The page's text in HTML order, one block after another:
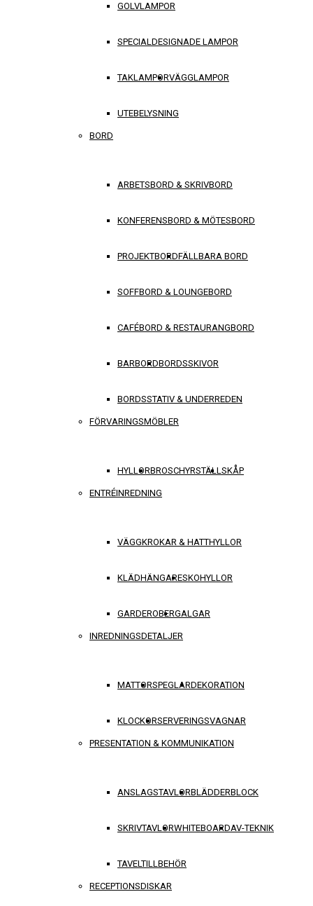
GOLVLAMPOR
SPECIALDESIGNADE LAMPOR
TAKLAMPORVÄGGLAMPOR
UTEBELYSNING
BORD
ARBETSBORD & SKRIVBORD
KONFERENSBORD & MÖTESBORD
PROJEKTBORDFÄLLBARA BORD
SOFFBORD & LOUNGEBORD
CAFÉBORD & RESTAURANGBORD
BARBORDBORDSSKIVOR
BORDSSTATIV & UNDERREDEN
FÖRVARINGSMÖBLER
HYLLORBROSCHYRSTÄLLSKÅP
ENTRÉINREDNING
VÄGGKROKAR & HATTHYLLOR
KLÄDHÄNGARESKOHYLLOR
GARDEROBERGALGAR
INREDNINGSDETALJER
MATTORSPEGLARDEKORATION
KLOCKORSERVERINGSVAGNAR
PRESENTATION & KOMMUNIKATION
ANSLAGSTAVLORBLÄDDERBLOCK
SKRIVTAVLORWHITEBOARDAV-TEKNIK
TAVELTILLBEHÖR
RECEPTIONSDISKAR